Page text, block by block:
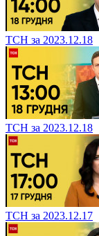
ТСН за 2023.12.18
ТСН за 2023.12.18
ТСН за 2023.12.17